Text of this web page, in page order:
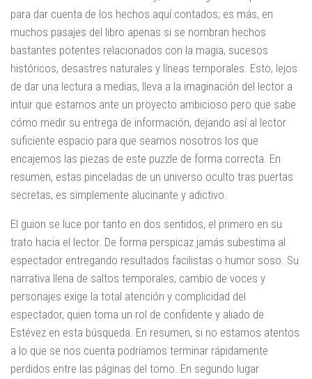
para dar cuenta de los hechos aquí contados; es más, en
muchos pasajes del libro apenas si se nombran hechos
bastantes potentes relacionados con la magia, sucesos
históricos, desastres naturales y líneas temporales. Esto, lejos
de dar una lectura a medias, lleva a la imaginación del lector a
intuir que estamos ante un proyecto ambicioso pero que sabe
cómo medir su entrega de información, dejando así al lector
suficiente espacio para que seamos nosotros los que
encajemos las piezas de este puzzle de forma correcta. En
resumen, estas pinceladas de un universo oculto tras puertas
secretas, es simplemente alucinante y adictivo.
El guion se luce por tanto en dos sentidos, el primero en su
trato hacia el lector. De forma perspicaz jamás subestima al
espectador entregando resultados facilistas o humor soso. Su
narrativa llena de saltos temporales, cambio de voces y
personajes exige la total atención y complicidad del
espectador, quien toma un rol de confidente y aliado de
Estévez en esta búsqueda. En resumen, si no estamos atentos
a lo que se nos cuenta podríamos terminar rápidamente
perdidos entre las páginas del tomo. En segundo lugar